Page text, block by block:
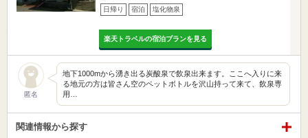
日帰り 宿泊 塩化物泉
楽天トラベルの宿泊プランを見る
匿名
地下1000mから湧き出る炭酸泉で飲泉出来ます。ここへ入りに来
る地元の方は皆さん空のペットボトルを沢山持って来て、飲泉専
用…
関連情報から探す